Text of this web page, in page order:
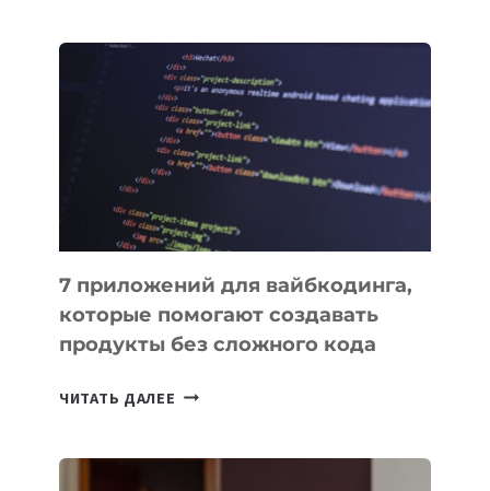
ПОЛЕЗНЫХ
ИНСТРУМЕНТОВ
ДЛЯ
РАБОТЫ
7 приложений для вайбкодинга,
которые помогают создавать
продукты без сложного кода
ЧИТАТЬ ДАЛЕЕ 7